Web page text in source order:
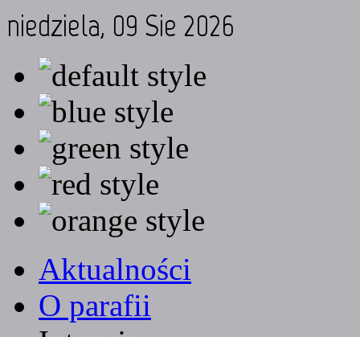
niedziela, 09 Sie 2026
Aktualności
O parafii